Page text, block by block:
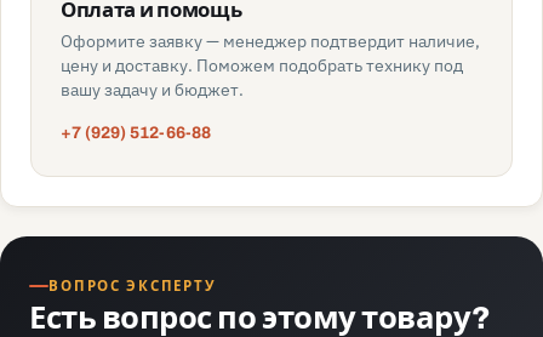
Оплата и помощь
Оформите заявку — менеджер подтвердит наличие,
цену и доставку. Поможем подобрать технику под
вашу задачу и бюджет.
+7 (929) 512-66-88
ВОПРОС ЭКСПЕРТУ
Есть вопрос по этому товару?